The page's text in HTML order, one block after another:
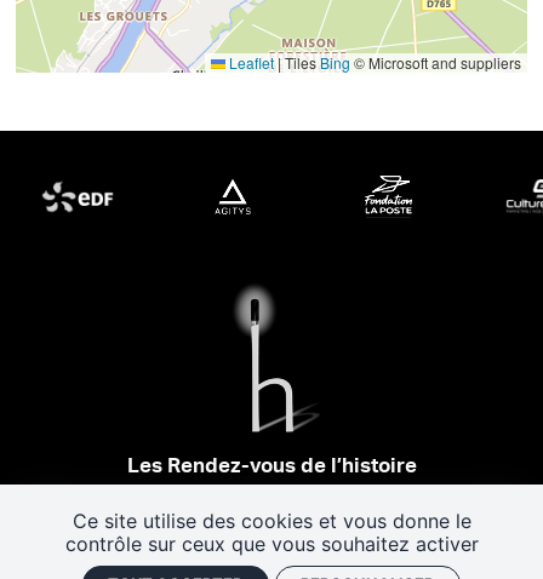
Ce site utilise des cookies et vous donne le
contrôle sur ceux que vous souhaitez activer
Leaflet|Tiles Bing © Microsoft and suppliers
Les Rendez-vous de l’histoire
Tel 02 54 56 09 50 - Fax 02 54 90 09 50
Nous contacter